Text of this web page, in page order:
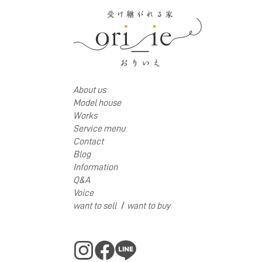
About us
Model house
Works
Service menu
Contact
Blog
Information
Q&A
Voice
want to sell / want to buy